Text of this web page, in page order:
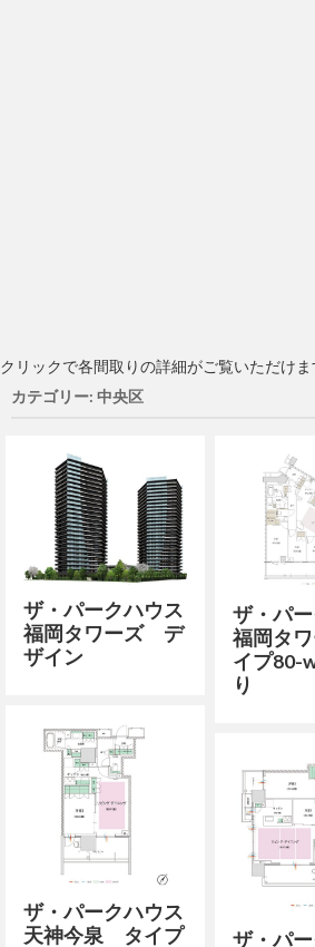
クリックで各間取りの詳細がご覧いただけま
カテゴリー: 中央区
ザ・パークハウス
福岡タワーズ デ
ザイン
ザ・パ
福岡タ
イプ
り
ザ・パークハウス
天神今泉 タイプ
ザ・パ